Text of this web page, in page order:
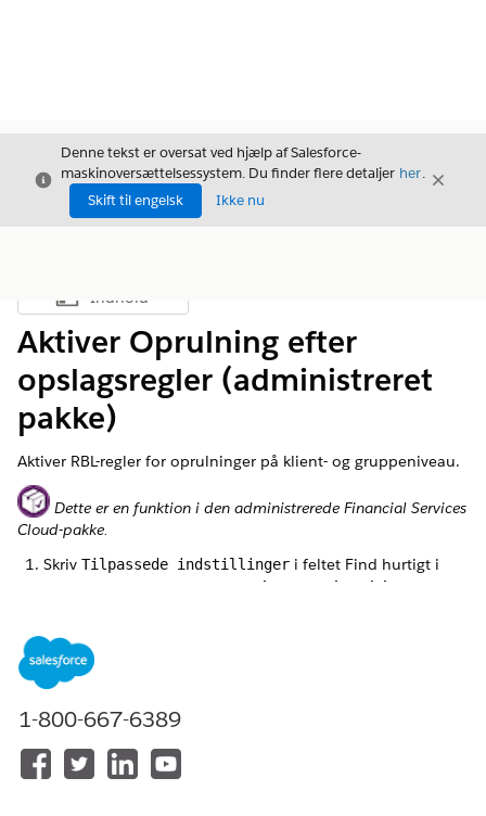
Luk
Denne tekst er oversat ved hjælp af Salesforce-
maskinoversættelsessystem. Du finder flere detaljer her.
Skift til engelsk
Ikke nu
Luk
Vis indholdsfortegnelse
Indhold
Aktiver Oprulning efter
opslagsregler (administreret
pakke)
Aktiver RBL-regler for oprulninger på klient- og gruppeniveau.
Dette er en funktion i den administrerede Financial Services
Cloud-pakke.
Skriv Tilpassede indstillinger i feltet Find hurtigt i
Tilpassede indstillinger
Formuapplikationskonfiguration.
Klik på
VælgAktiver grupperegistreringsoprulninger
Gem dine ændringer.
Aktiver de RBL-regler, du vil bruge.
1-800-667-6389